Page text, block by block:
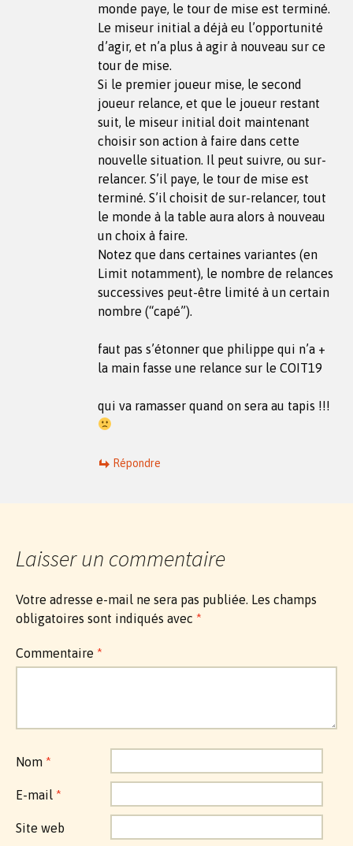
monde paye, le tour de mise est terminé.
Le miseur initial a déjà eu l’opportunité
d’agir, et n’a plus à agir à nouveau sur ce
tour de mise.
Si le premier joueur mise, le second
joueur relance, et que le joueur restant
suit, le miseur initial doit maintenant
choisir son action à faire dans cette
nouvelle situation. Il peut suivre, ou sur-
relancer. S’il paye, le tour de mise est
terminé. S’il choisit de sur-relancer, tout
le monde à la table aura alors à nouveau
un choix à faire.
Notez que dans certaines variantes (en
Limit notamment), le nombre de relances
successives peut-être limité à un certain
nombre (“capé”).
faut pas s’étonner que philippe qui n’a +
la main fasse une relance sur le COIT19
qui va ramasser quand on sera au tapis !!!
Répondre
Laisser un commentaire
Votre adresse e-mail ne sera pas publiée. Les champs
obligatoires sont indiqués avec *
Commentaire *
Nom *
E-mail *
Site web